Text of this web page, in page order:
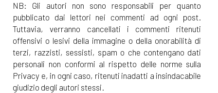
NB: Gli autori non sono responsabili per quanto
pubblicato dai lettori nei commenti ad ogni post.
Tuttavia, verranno cancellati i commenti ritenuti
offensivi o lesivi della immagine o della onorabilità di
terzi, razzisti, sessisti, spam o che contengano dati
personali non conformi al rispetto delle norme sulla
Privacy e, in ogni caso, ritenuti inadatti a insindacabile
giudizio degli autori stessi.